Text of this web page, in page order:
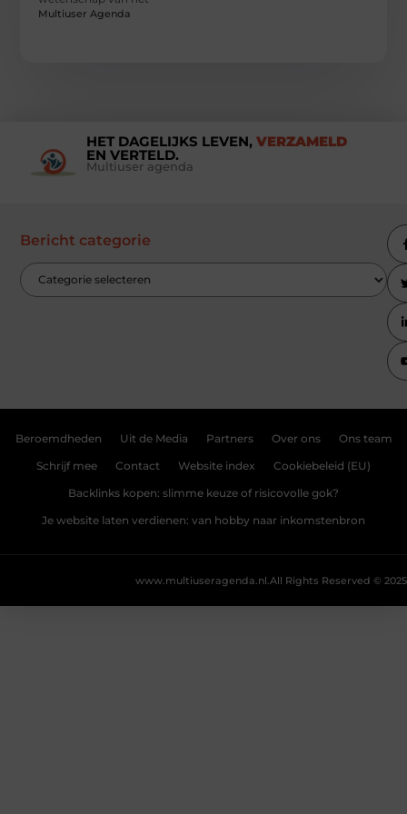
Multiuser Agenda
HET DAGELIJKS LEVEN, VERZAMELD
EN VERTELD.
Multiuser agenda
Bericht categorie
Beroemdheden Uit de Media Partners Over ons Ons team
Schrijf mee Contact Website index Cookiebeleid (EU)
Backlinks kopen: slimme keuze of risicovolle gok?
Je website laten verdienen: van hobby naar inkomstenbron
All Rights Reserved © 2025
www.multiuseragenda.nl.